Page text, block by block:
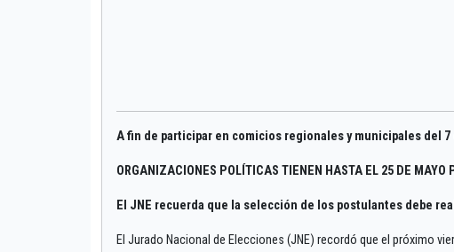
A fin de participar en comicios regionales y municipales del 7
ORGANIZACIONES POLÍTICAS TIENEN HASTA EL 25 DE MAYO
El JNE recuerda que la selección de los postulantes debe
El Jurado Nacional de Elecciones (JNE) recordó que el próximo